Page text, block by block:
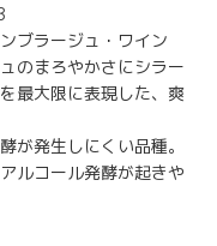
ブラージュ・ワイン
のまろやかさにシラー
最大限に表現した、爽
が発生しにくい品種。
ルコール発酵が起きや